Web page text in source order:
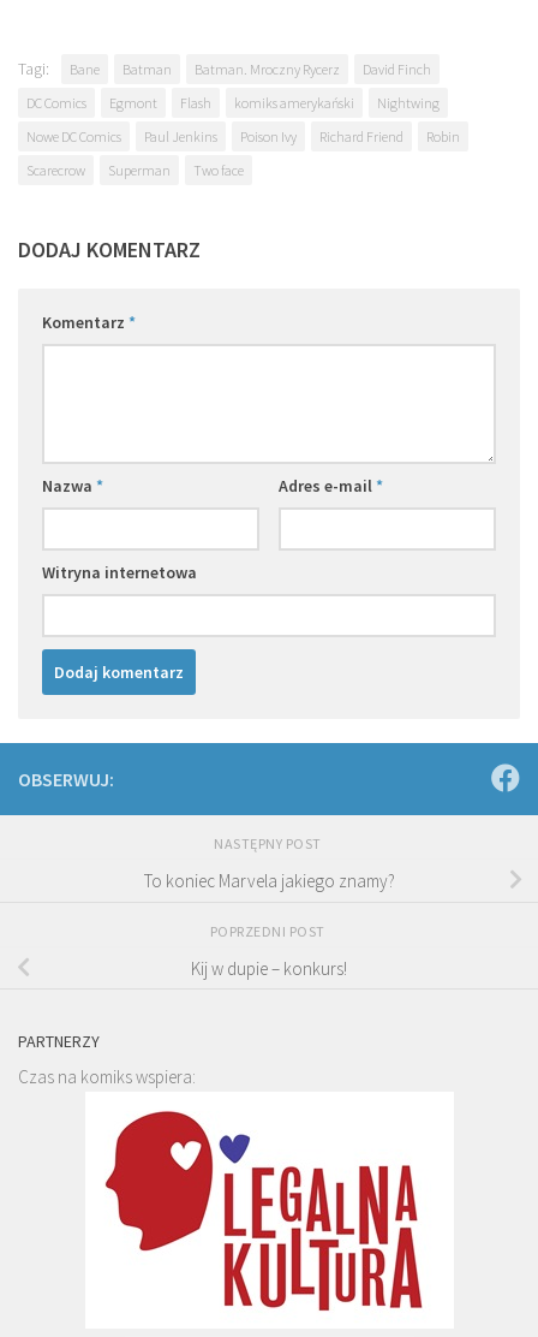
Tagi: Bane Batman Batman. Mroczny Rycerz
David Finch
DC Comics
Egmont Flash komiks amerykański
Nightwing
Nowe DC Comics
Paul Jenkins Poison Ivy Richard Friend
Robin
Scarecrow
Superman Two face
DODAJ KOMENTARZ
Komentarz *
Nazwa * Adres e-mail*
Witryna internetowa
OBSERWUJ:
NASTĘPNY POST
To koniec Marvela jakiego znamy?
POPRZEDNI POST
Kij w dupie – konkurs!
PARTNERZY
Czas na komiks wspiera: